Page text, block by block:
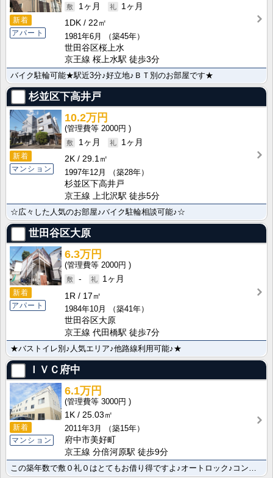
新着
アパート
1ヶ月
1ヶ月
1DK
22㎡
1981年6月
（築45年）
世田谷区桜上水
京王線 桜上水駅 徒歩3分
バイク駐輪可能★駅近3分♪好立地♪ＢＴ別のお部屋です★
杉並区下高井戸
新着
マンション
10.2万円
2000円
1ヶ月
1ヶ月
2K
29.1㎡
1997年12月
（築28年）
杉並区下高井戸
京王線 上北沢駅 徒歩5分
☆広々した人気のお部屋♪バイク駐輪相談可能♪☆
世田谷区大原
新着
アパート
6.3万円
2000円
-
1ヶ月
1R
17㎡
1984年10月
（築41年）
世田谷区大原
京王線 代田橋駅 徒歩7分
★バストイレ別♪人気エリア♪他路線利用可能♪★
ＩＶＣ府中
新着
マンション
6.1万円
3000円
1K
25.03㎡
2011年3月
（築15年）
府中市美好町
京王線 分倍河原駅 徒歩9分